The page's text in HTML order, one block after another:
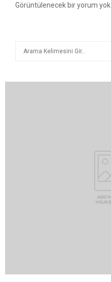
Görüntülenecek bir yorum yok.